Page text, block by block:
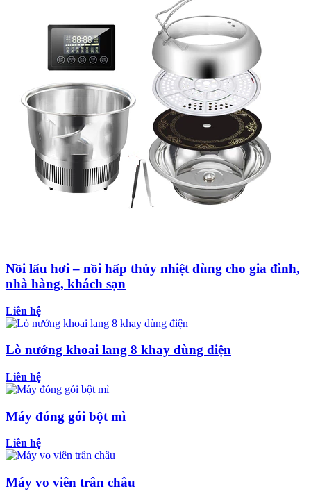
Nồi lẩu hơi – nồi hấp thủy nhiệt dùng cho gia đình,
nhà hàng, khách sạn
Liên hệ
Lò nướng khoai lang 8 khay dùng điện
Liên hệ
Máy đóng gói bột mì
Liên hệ
Máy vo viên trân châu